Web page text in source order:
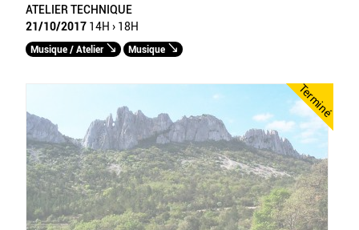
ATELIER TECHNIQUE
21/10/2017 14H › 18H
Musique / Atelier Musique
Terminé